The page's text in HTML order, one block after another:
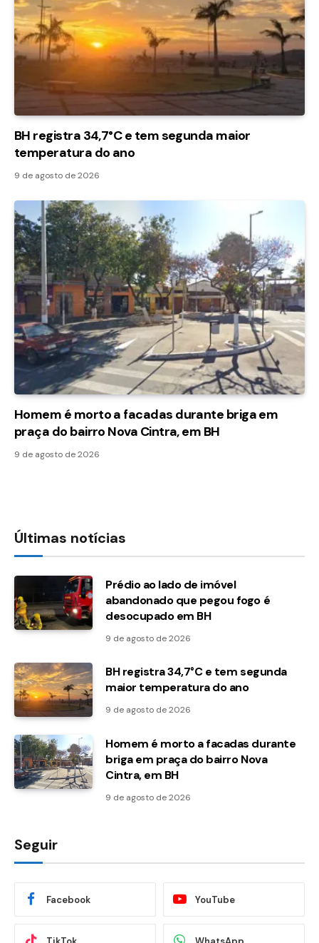
BH registra 34,7°C e tem segunda maior
temperatura do ano
9 de agosto de 2026
Homem é morto a facadas durante briga em
praça do bairro Nova Cintra, em BH
9 de agosto de 2026
Últimas notícias
Prédio ao lado de imóvel
abandonado que pegou fogo é
desocupado em BH
9 de agosto de 2026
BH registra 34,7°C e tem segunda
maior temperatura do ano
9 de agosto de 2026
Homem é morto a facadas durante
briga em praça do bairro Nova
Cintra, em BH
9 de agosto de 2026
Seguir
Facebook YouTube